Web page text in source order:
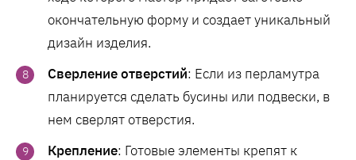
окончательную форму и создает уникальный
дизайн изделия.
Сверление отверстий: Если из перламутра
планируется сделать бусины или подвески, в
нем сверлят отверстия.
Крепление: Готовые элементы крепят к